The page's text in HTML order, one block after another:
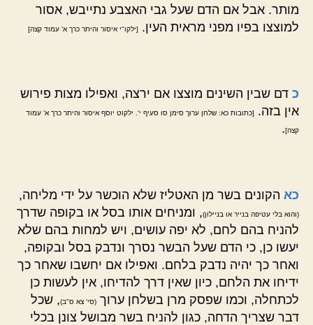
מותר. אבל אם הדם שעל גבי האצבע נתייבש, אסור
למוצצו בפיו מפני מראית העין.
[ילקו"י איסור והיתר כרך א' עמוד קצה]
כ דם שבין השינים מוצצו אם ירצה, ואפילו מצות פירוש
אין בזה.
[כתובות כא: שלחן ערוך סימן סו סעיף י'. ילקוט יוסף איסור והיתר כרך א' עמוד
קצה].
כא הקונים בשר מן האטליז שלא הוכשר על ידי מליחה,
(והוא בלי עטיפה בנייר או בניילון), ומניחים אותו בסל או בקופה שדרך
להניח בהם לחם, לא יפה עושים, ויש למחות בהם שלא
יעשו כן, כי הדם שעל הבשר נסרך ונדבק בסל ובקופה,
ואחר כך יהיה נדבק בלחם. ואפילו אם יחשבו שאחר כך
ידיחו את הלחם, כיון שאין דרך להדיחו, אין לעשות כן
לכתחלה, וכמו שפסק מרן בשלחן ערוך (סי' צא ס"ב), שכל
דבר שצריך הדחה, כגון להניח בשר מבושל צונן בכלי